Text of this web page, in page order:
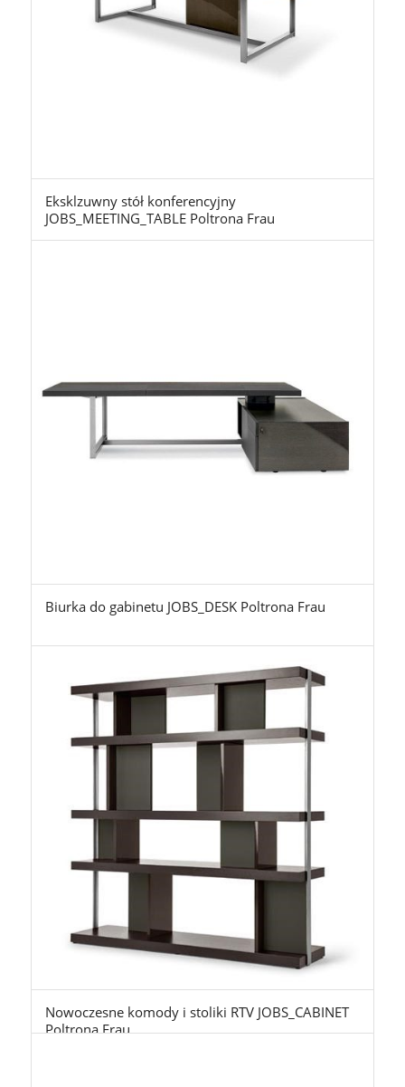
Eksklzuwny stół konferencyjny
JOBS_MEETING_TABLE Poltrona Frau
Biurka do gabinetu JOBS_DESK Poltrona Frau
Nowoczesne komody i stoliki RTV JOBS_CABINET
Poltrona Frau